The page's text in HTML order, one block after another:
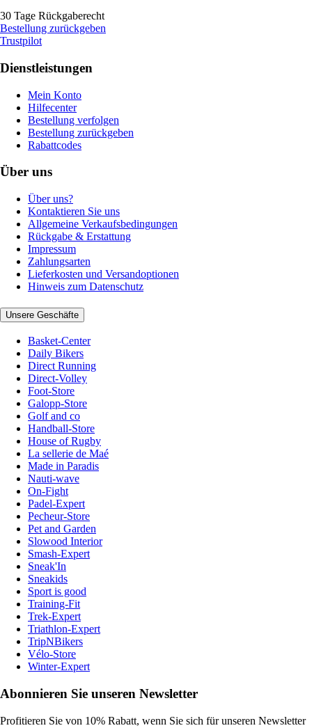
30 Tage Rückgaberecht
Bestellung zurückgeben
Trustpilot
Dienstleistungen
Mein Konto
Hilfecenter
Bestellung verfolgen
Bestellung zurückgeben
Rabattcodes
Über uns
Über uns?
Kontaktieren Sie uns
Allgemeine Verkaufsbedingungen
Rückgabe & Erstattung
Impressum
Zahlungsarten
Lieferkosten und Versandoptionen
Hinweis zum Datenschutz
Unsere Geschäfte
Basket-Center
Daily Bikers
Direct Running
Direct-Volley
Foot-Store
Galopp-Store
Golf and co
Handball-Store
House of Rugby
La sellerie de Maé
Made in Paradis
Nauti-wave
On-Fight
Padel-Expert
Pecheur-Store
Pet and Garden
Slowood Interior
Smash-Expert
Sneak'In
Sneakids
Sport is good
Training-Fit
Trek-Expert
Triathlon-Expert
TripNBikers
Vélo-Store
Winter-Expert
Abonnieren Sie unseren Newsletter
Profitieren Sie von 10% Rabatt, wenn Sie sich für unseren Newsletter